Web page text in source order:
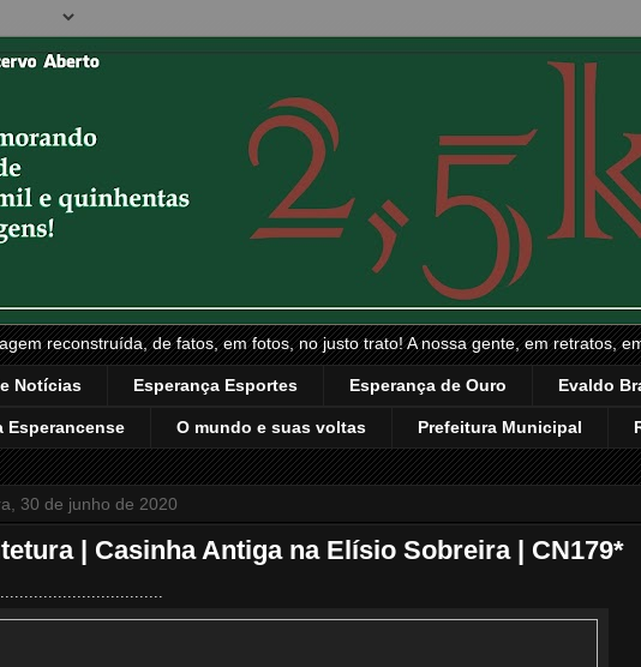
reconstruída, de fatos, em fotos, no justo trato! A nossa gente, em retratos,
Notícias Esperança Esportes Esperança de Ouro Evaldo
Esperancense O mundo e suas voltas Prefeitura Municipal
30 de junho de 2020
| Casinha Antiga na Elísio Sobreira | CN179*